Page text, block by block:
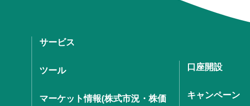
サービス
ツール
マーケット情報(株式市況・株価
口座開設
キャンペーン